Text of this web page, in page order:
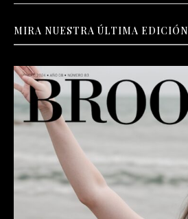
MIRA NUESTRA ÚLTIMA EDICIÓN